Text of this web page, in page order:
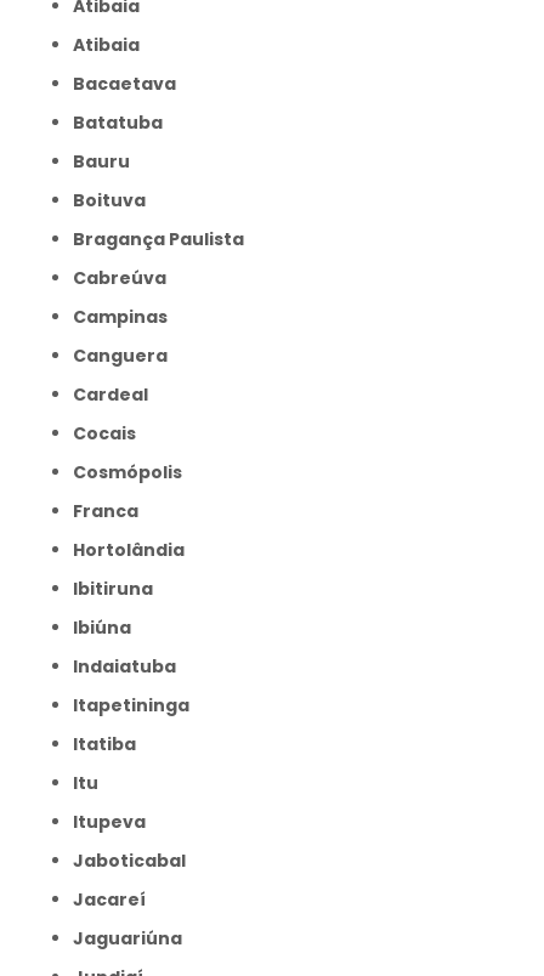
Atibaia
Atibaia
Bacaetava
Batatuba
Bauru
Boituva
Bragança Paulista
Cabreúva
Campinas
Canguera
Cardeal
Cocais
Cosmópolis
Franca
Hortolândia
Ibitiruna
Ibiúna
Indaiatuba
Itapetininga
Itatiba
Itu
Itupeva
Jaboticabal
Jacareí
Jaguariúna